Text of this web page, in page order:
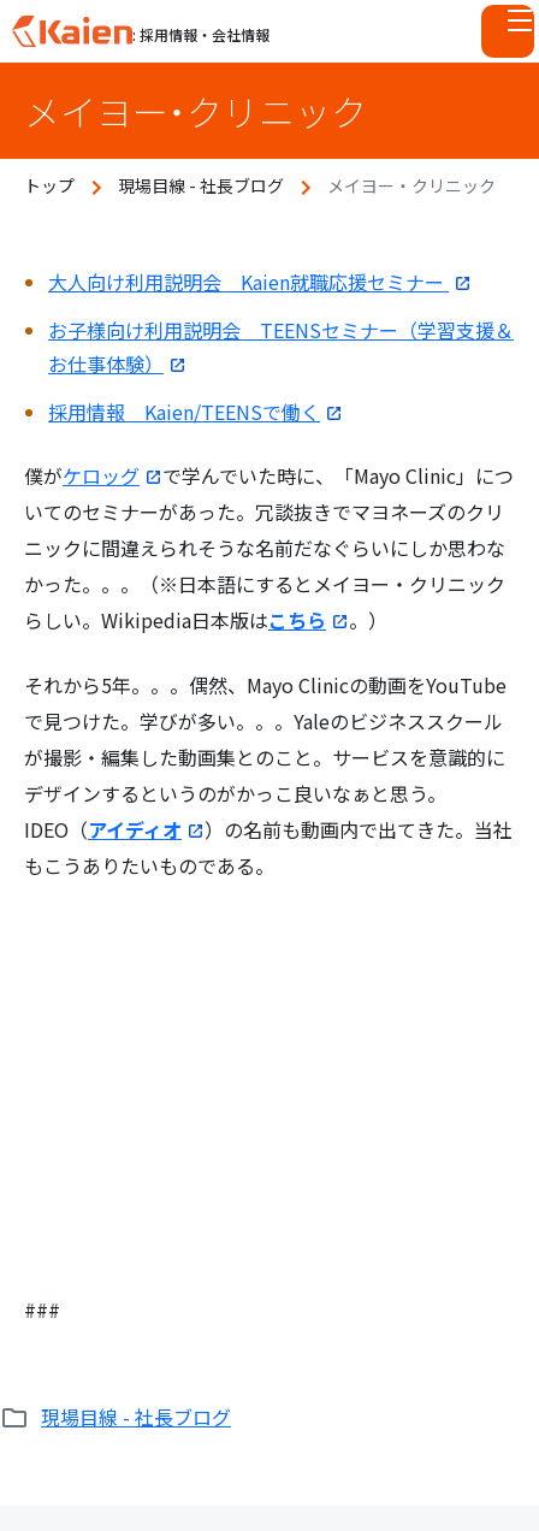
p
: 採用情報・会社情報
メイヨー・クリニック
トップ 現場目線 - 社長ブログ メイヨー・クリニック
大人向け利用説明会 Kaien就職応援セミナー
お子様向け利用説明会 TEENSセミナー（学習支援＆
お仕事体験）
採用情報 Kaien/TEENSで働く
僕がケロッグ
で学んでいた時に、「Mayo Clinic」につ
いてのセミナーがあった。冗談抜きでマヨネーズのクリ
ニックに間違えられそうな名前だなぐらいにしか思わな
かった。。。（※日本語にするとメイヨー・クリニック
らしい。Wikipedia日本版はこちら 。）
それから5年。。。偶然、Mayo Clinicの動画をYouTube
で見つけた。学びが多い。。。Yaleのビジネススクール
が撮影・編集した動画集とのこと。サービスを意識的に
デザインするというのがかっこ良いなぁと思う。
IDEO（アイディオ
）の名前も動画内で出てきた。当社
もこうありたいものである。
###
現場目線 - 社長ブログ